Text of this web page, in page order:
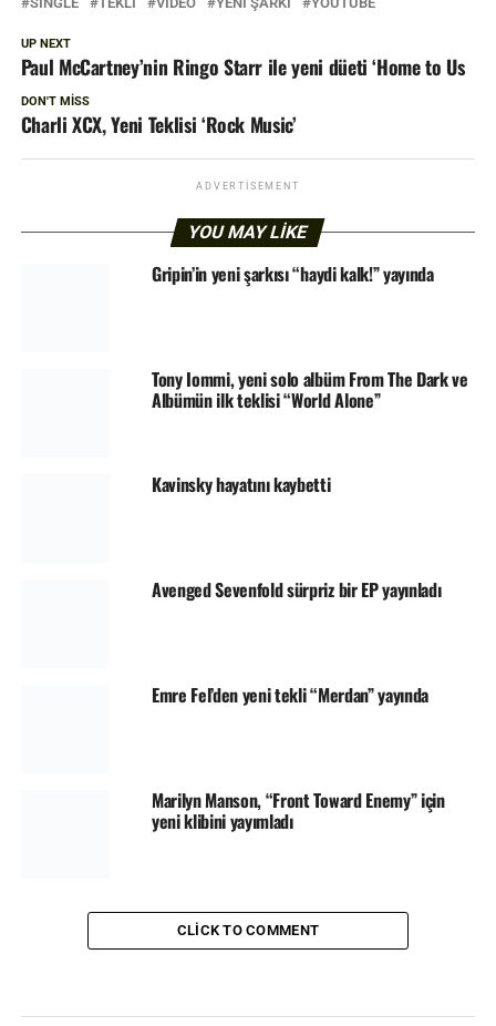
UP NEXT
Paul McCartney’nin Ringo Starr ile yeni düeti ‘Home to Us
DON'T MISS
Charli XCX, Yeni Teklisi ‘Rock Music’
ADVERTISEMENT
YOU MAY LIKE
Gripin’in yeni şarkısı “haydi kalk!” yayında
Tony Iommi, yeni solo albüm From The Dark ve
Albümün ilk teklisi “World Alone”
Kavinsky hayatını kaybetti
Avenged Sevenfold sürpriz bir EP yayınladı
Emre Fel’den yeni tekli “Merdan” yayında
Marilyn Manson, “Front Toward Enemy” için
yeni klibini yayımladı
CLICK TO COMMENT